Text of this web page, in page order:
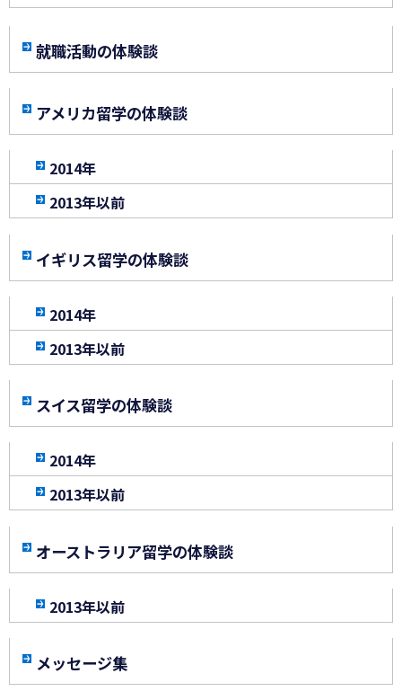
就職活動の体験談
アメリカ留学の体験談
2014年
2013年以前
イギリス留学の体験談
2014年
2013年以前
スイス留学の体験談
2014年
2013年以前
オーストラリア留学の体験談
2013年以前
メッセージ集